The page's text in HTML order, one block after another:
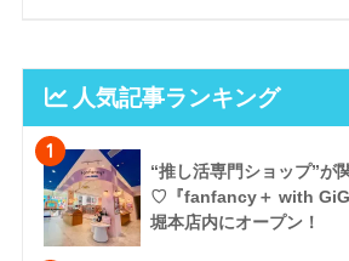
人気記事ランキング
1
“推し活専門ショップ”が
♡『fanfancy＋ with
堀本店内にオープン！